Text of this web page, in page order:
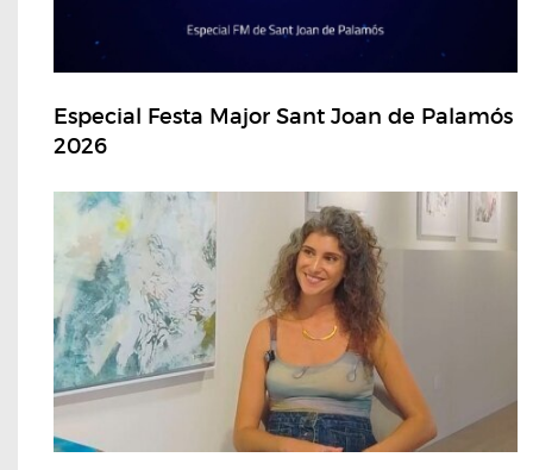
Especial Festa Major Sant Joan de Palamós
2026